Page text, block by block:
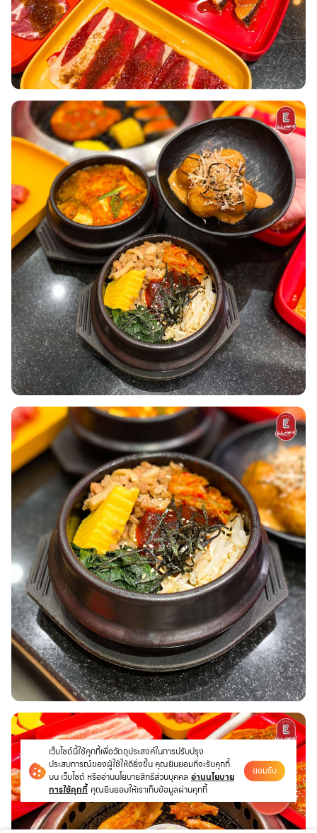
เว็บไซต์นี้ใช้คุกกี้เพื่อวัตถุประสงค์ในการปรับปรุง
ประสบการณ์ของผู้ใช้ให้ดียิ่งขึ้น คุณยินยอมที่จะรับคุกกี้
บน เว็บไซต์ หรืออ่านนโยบายสิทธิส่วนบุคคล อ่านนโยบาย
การใช้คุกกี้ คุณยินยอมให้เราเก็บข้อมูลผ่านคุกกี้
ยอมรับ